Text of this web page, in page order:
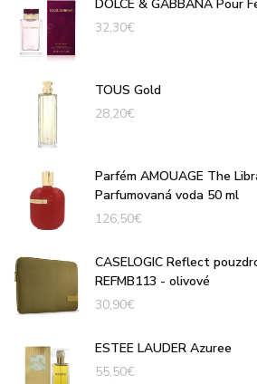
DOLCE & GABBANA Pour
32,30€
TOUS Gold
28,20€
Parfém AMOUAGE The
Parfumovaná voda 50 ml
126,50€
CASELOGIC Reflect
REFMB113 - olivové
30,90€
ESTEE LAUDER Azuree
55,50€